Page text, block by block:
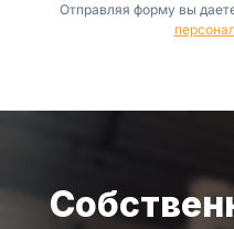
Отправляя форму вы